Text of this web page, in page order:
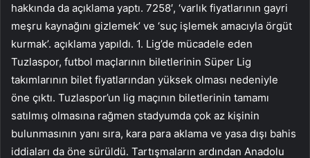
hakkında da açıklama yaptı. 7258′, ‘varlık fiyatlarının gayri
meşru kaynağını gizlemek’ ve ‘suç işlemek amacıyla örgüt
kurmak’. açıklama yapıldı. 1. Lig’de mücadele eden
Tuzlaspor, futbol maçlarının biletlerinin Süper Lig
takımlarının bilet fiyatlarından yüksek olması nedeniyle
öne çıktı. Tuzlaspor’un lig maçının biletlerinin tamamı
satılmış olmasına rağmen stadyumda çok az kişinin
bulunmasının yanı sıra, kara para aklama ve yasa dışı bahis
iddiaları da öne sürüldü. Tartışmaların ardından Anadolu